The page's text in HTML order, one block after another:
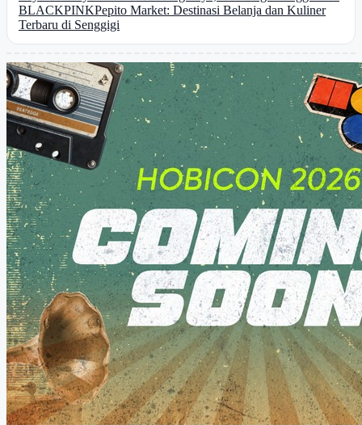
BLACKPINKPepito Market: Destinasi Belanja dan Kuliner
Terbaru di Senggigi